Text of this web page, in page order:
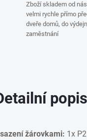
Zboží skladem od
velmi rychle přímo
dveře domů, do
zaměstnání
žárovkami: 1x